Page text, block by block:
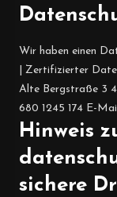
Wir haben einen
| Zertifizierter
Alte Bergstraße 3
680 1245 174 E-
Hinweis
sichere